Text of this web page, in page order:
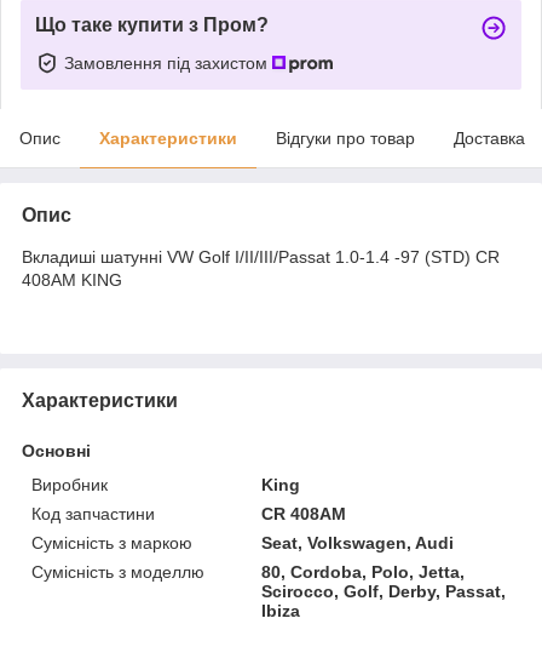
Що таке купити з Пром?
Замовлення під захистом
Опис Характеристики Відгуки про товар Доставка
Опис
Вкладиші шатунні VW Golf I/II/III/Passat 1.0-1.4 -97 (STD) CR
408AM KING
Характеристики
Основні
Виробник
King
Код запчастини
CR 408AM
Сумісність з маркою
Seat, Volkswagen, Audi
Сумісність з моделлю
80, Cordoba, Polo, Jetta,
Scirocco, Golf, Derby, Passat,
Ibiza